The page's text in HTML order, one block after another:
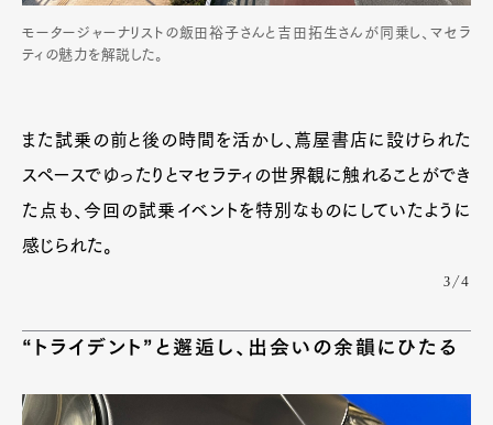
モータージャーナリストの飯田裕子さんと吉田拓生さんが同乗し、マセラ
ティの魅力を解説した。
また試乗の前と後の時間を活かし、蔦屋書店に設けられた
スペースでゆったりとマセラティの世界観に触れることができ
た点も、今回の試乗イベントを特別なものにしていたように
感じられた。
3/4
“トライデント”と邂逅し、出会いの余韻にひたる